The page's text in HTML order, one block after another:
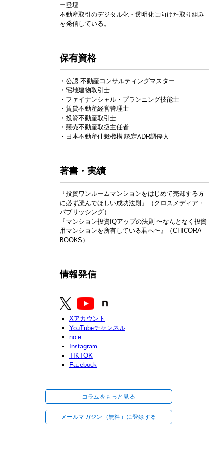
ー登壇
不動産取引のデジタル化・透明化に向けた取り組み
を発信している。
保有資格
・公認 不動産コンサルティングマスター
・宅地建物取引士
・ファイナンシャル・プランニング技能士
・賃貸不動産経営管理士
・投資不動産取引士
・競売不動産取扱主任者
・日本不動産仲裁機構 認定ADR調停人
著書・実績
『投資ワンルームマンションをはじめて売却する方
に必ず読んでほしい成功法則』（クロスメディア・
パブリッシング）
『マンション投資IQアップの法則 〜なんとなく投資
用マンションを所有している君へ〜』（CHICORA
BOOKS）
情報発信
Xアカウント
YouTubeチャンネル
note
Instagram
TIKTOK
Facebook
コラムをもっと見る
メールマガジン（無料）に登録する